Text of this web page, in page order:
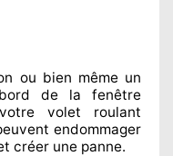
ou bien même un
de la fenêtre
volet roulant
endommager
créer une panne.